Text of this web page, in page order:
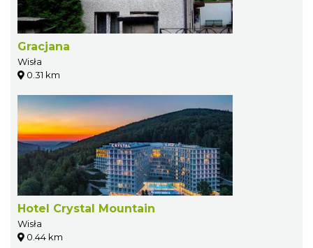
Gracjana
Wisła
0.31 km
Hotel Crystal Mountain
Wisła
0.44 km